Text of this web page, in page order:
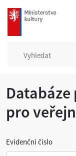
mkcr.cz
pro
Evidenční číslo